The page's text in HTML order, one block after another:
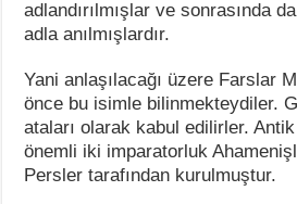
adlandırılmışlar ve sonrasında
adla anılmışlardır.
Yani anlaşılacağı üzere Farslar
önce bu isimle bilinmekteydiler.
ataları olarak kabul edilirler.
önemli iki imparatorluk
Persler tarafından kurulmuştur.